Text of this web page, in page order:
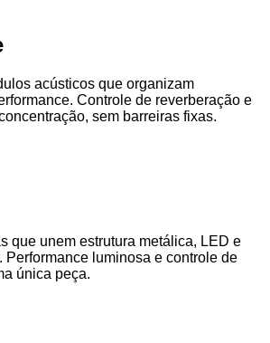
acústicos que organizam
Controle de reverberação e
sem barreiras fixas.
que unem estrutura metálica, LED e
luminosa e controle de
única peça.